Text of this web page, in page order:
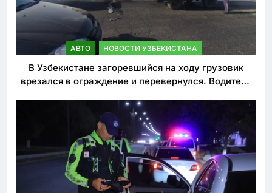
АВТО НОВОСТИ УЗБЕКИСТАНА
В Узбекистане загоревшийся на ходу грузовик
врезался в ограждение и перевернулся. Водитель